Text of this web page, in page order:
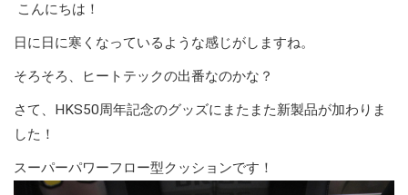
こんにちは！
日に日に寒くなっているような感じがしますね。
そろそろ、ヒートテックの出番なのかな？
さて、HKS50周年記念のグッズにまたまた新製品が加わりま
した！
スーパーパワーフロー型クッションです！